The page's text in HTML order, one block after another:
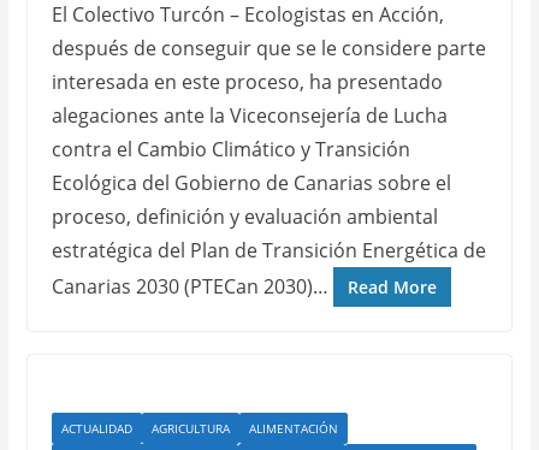
El Colectivo Turcón – Ecologistas en Acción,
después de conseguir que se le considere parte
interesada en este proceso, ha presentado
alegaciones ante la Viceconsejería de Lucha
contra el Cambio Climático y Transición
Ecológica del Gobierno de Canarias sobre el
proceso, definición y evaluación ambiental
estratégica del Plan de Transición Energética de
Canarias 2030 (PTECan 2030)…
Read More
ACTUALIDAD AGRICULTURA
ALIMENTACIÓN